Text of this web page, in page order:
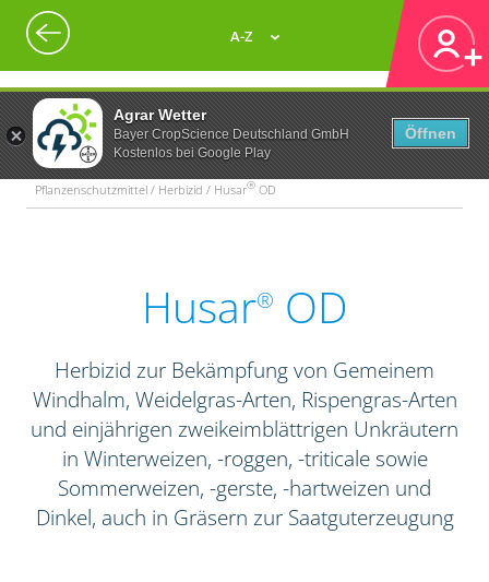
Agrar Wetter
Bayer CropScience Deutschland GmbH
Kostenlos bei Google Play
Öffnen
A-Z
Pflanzenschutzmittel / Herbizid / Husar® OD
Husar® OD
Herbizid zur Bekämpfung von Gemeinem
Windhalm, Weidelgras-Arten, Rispengras-Arten
und einjährigen zweikeimblättrigen Unkräutern
in Winterweizen, -roggen, -triticale sowie
Sommerweizen, -gerste, -hartweizen und
Dinkel, auch in Gräsern zur Saatguterzeugung